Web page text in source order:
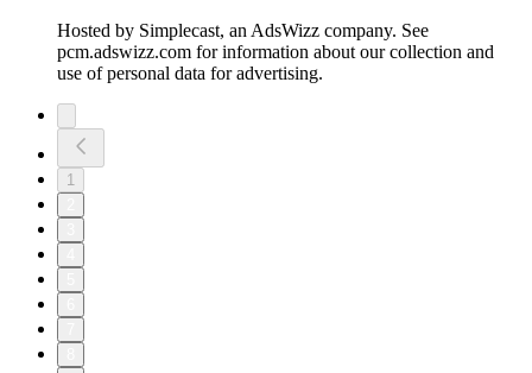
Hosted by Simplecast, an AdsWizz company. See
pcm.adswizz.com for information about our collection and
use of personal data for advertising.
1